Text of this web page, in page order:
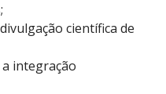
científica de
integração